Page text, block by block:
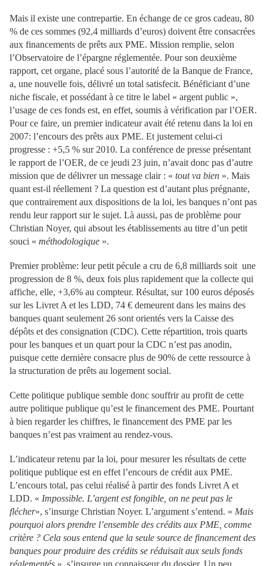
Mais il existe une contrepartie. En échange de ce gros cadeau, 80
% de ces sommes (92,4 milliards d’euros) doivent être consacrées
aux financements de prêts aux PME. Mission remplie, selon
l’Observatoire de l’épargne réglementée. Pour son deuxième
rapport, cet organe, placé sous l’autorité de la Banque de France,
a, une nouvelle fois, délivré un total satisfecit. Bénéficiant d’une
niche fiscale, et possédant à ce titre le label « argent public »,
l’usage de ces fonds est, en effet, soumis à vérification par l’OER.
Pour ce faire, un premier indicateur avait été retenu dans la loi en
2007: l’encours des prêts aux PME. Et justement celui-ci
progresse : +5,5 % sur 2010. La conférence de presse présentant
le rapport de l’OER, de ce jeudi 23 juin, n’avait donc pas d’autre
mission que de délivrer un message clair : « tout va bien ». Mais
quant est-il réellement ? La question est d’autant plus prégnante,
que contrairement aux dispositions de la loi, les banques n’ont pas
rendu leur rapport sur le sujet. Là aussi, pas de problème pour
Christian Noyer, qui absout les établissements au titre d’un petit
souci « méthodologique ».
Premier problème: leur petit pécule a cru de 6,8 milliards soit une
progression de 8 %, deux fois plus rapidement que la collecte qui
affiche, elle, +3,6% au compteur. Résultat, sur 100 euros déposés
sur les Livret A et les LDD, 74 € demeurent dans les mains des
banques quant seulement 26 sont orientés vers la Caisse des
dépôts et des consignation (CDC). Cette répartition, trois quarts
pour les banques et un quart pour la CDC n’est pas anodin,
puisque cette dernière consacre plus de 90% de cette ressource à
la structuration de prêts au logement social.
Cette politique publique semble donc souffrir au profit de cette
autre politique publique qu’est le financement des PME. Pourtant
à bien regarder les chiffres, le financement des PME par les
banques n’est pas vraiment au rendez-vous.
L’indicateur retenu par la loi, pour mesurer les résultats de cette
politique publique est en effet l’encours de crédit aux PME.
L’encours total, pas celui réalisé à partir des fonds Livret A et
LDD. « Impossible. L’argent est fongible, on ne peut pas le
flécher», s’insurge Christian Noyer. L’argument s’entend. « Mais
pourquoi alors prendre l’ensemble des crédits aux PME, comme
critère ? Cela sous entend que la seule source de financement des
banques pour produire des crédits se réduisait aux seuls fonds
réglementés », s’insurge un connaisseur du dossier. Un peu